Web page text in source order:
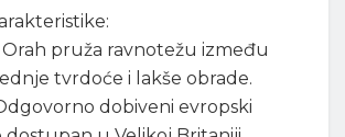
pruža ravnotežu između
tvrdoće i lakše obrade.
dobiveni evropski